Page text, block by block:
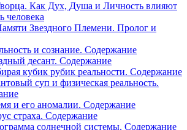
Как Дух, Душа и Личность влияют
человека
Звездного Племени. Пролог и
и сознание. Содержание
десант. Содержание
кубик рубик реальности. Содержание
суп и физическая реальность.
и его аномалии. Содержание
страха. Содержание
солнечной системы. Содержание